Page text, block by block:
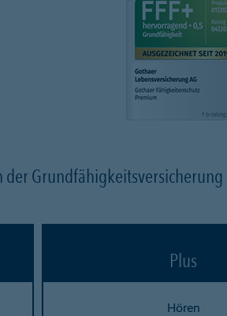
der Grundfähigkeitsversicherung
Plus
Hören